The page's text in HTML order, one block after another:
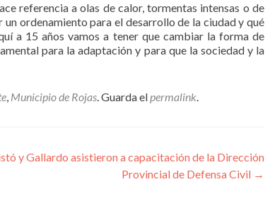
referencia a olas de calor, tormentas intensas o de
ordenamiento para el desarrollo de la ciudad y qué
a 15 años vamos a tener que cambiar la forma de
para la adaptación y para que la sociedad y la
, Municipio de Rojas. Guarda elpermalink.
y Gallardo asistieron a capacitación de la Dirección
Provincial de Defensa Civil →